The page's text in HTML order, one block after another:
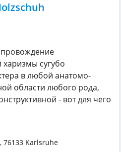
сугубо
в любой анатомо-
области любого рода,
- вот для чего
, 76133 Karlsruhe